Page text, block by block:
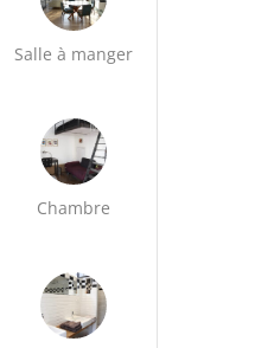
Salle à manger
Chambre